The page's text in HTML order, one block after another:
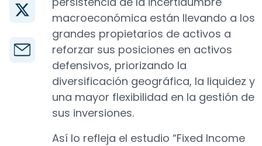
macroeconómica están llevando a los
grandes propietarios de activos a
reforzar sus posiciones en activos
defensivos, priorizando la
diversificación geográfica, la liquidez y
una mayor flexibilidad en la gestión de
sus inversiones.
Así lo refleja el estudio “Fixed Income